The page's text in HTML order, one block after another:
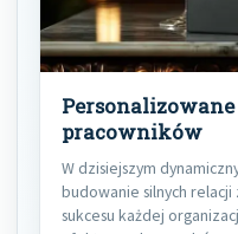
pracowników
W dzisiejszym
budowanie silnych
sukcesu każdej